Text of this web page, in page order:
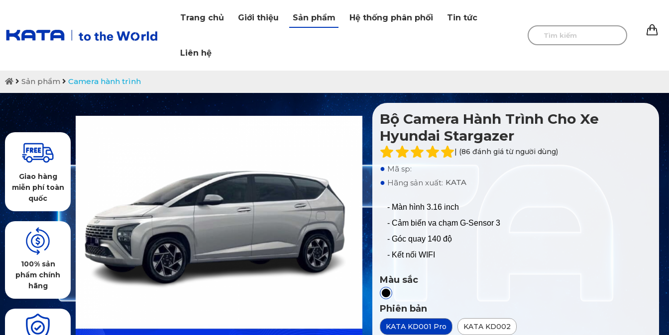
Trang chủ Giới thiệu Sản phẩm Hệ thống phân phối Tin tức
Liên hệ
Sản phẩm Camera hành trình
Giao hàng
miễn phí toàn
quốc
100% sản
phẩm chính
hãng
Bộ Camera Hành Trình Cho Xe
Hyundai Stargazer
| (86 đánh giá từ người dùng)
● Mã sp:
● Hãng sản xuất: KATA
- Màn hình 3.16 inch
- Cảm biến va chạm G-Sensor 3
- Góc quay 140 độ
- Kết nối WIFI
Màu sắc
Phiên bản
KATA KD001 Pro KATA KD002